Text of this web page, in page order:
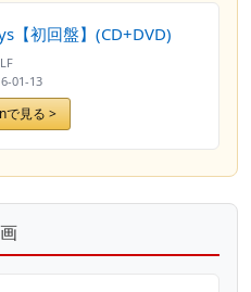
【初回盤】(CD+DVD)
01-13
で見る >